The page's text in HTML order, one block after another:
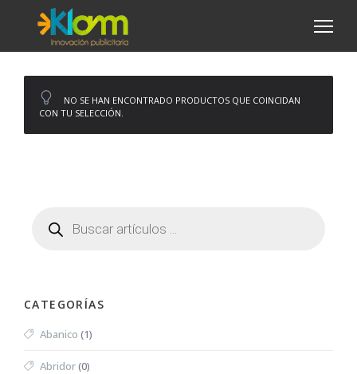
NO SE HAN ENCONTRADO PRODUCTOS QUE COINCIDAN
CON TU SELECCIÓN.
CATEGORÍAS
Abanico (1)
Abridor(0)